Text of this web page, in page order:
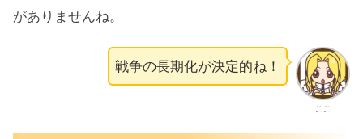
がありませんね。
ここ
戦争の長期化が決定的ね！